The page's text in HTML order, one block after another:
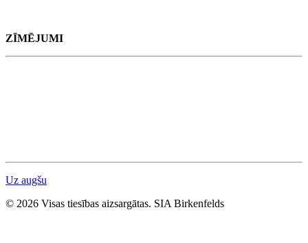
ZĪMĒJUMI
Uz augšu
© 2026 Visas tiesības aizsargātas. SIA Birkenfelds